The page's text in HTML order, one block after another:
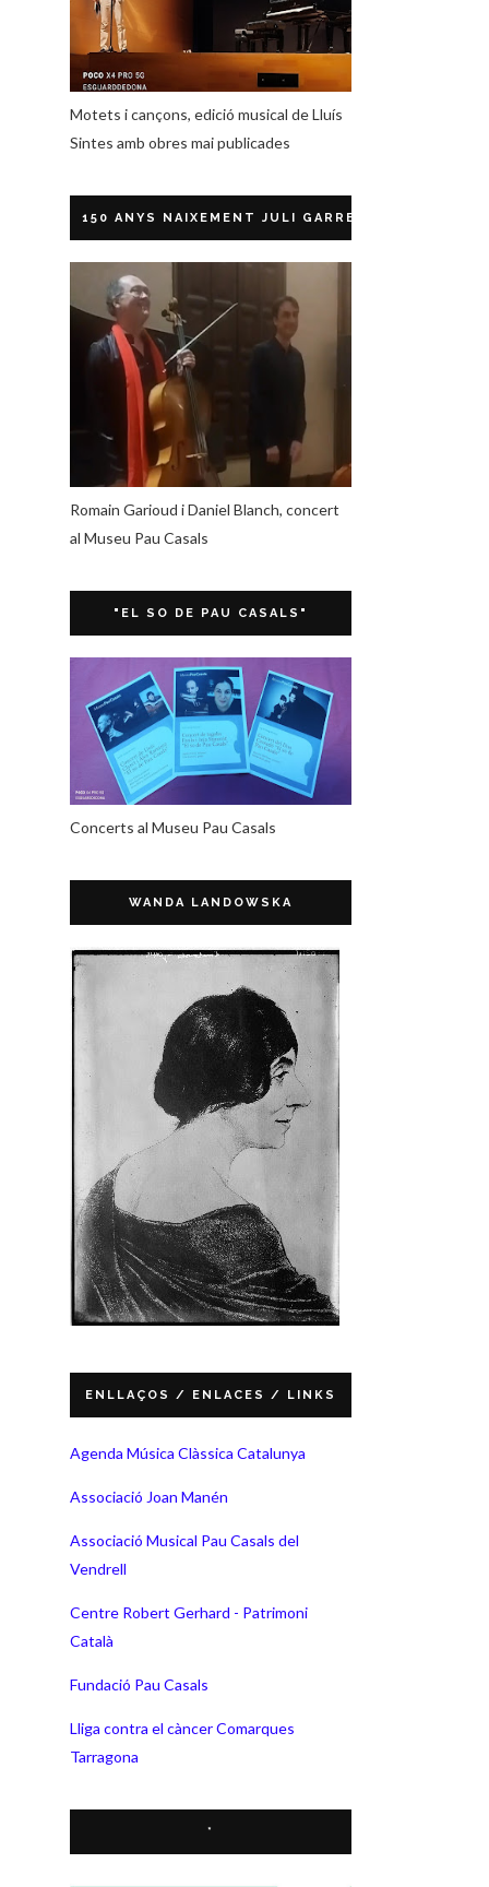
Motets i cançons, edició musical de Lluís
Sintes amb obres mai publicades
150 ANYS NAIXEMENT JULI GARRETA
Romain Garioud i Daniel Blanch, concert
al Museu Pau Casals
"EL SO DE PAU CASALS"
Concerts al Museu Pau Casals
WANDA LANDOWSKA
ENLLAÇOS / ENLACES / LINKS
Agenda Música Clàssica Catalunya
Associació Joan Manén
Associació Musical Pau Casals del
Vendrell
Centre Robert Gerhard - Patrimoni
Català
Fundació Pau Casals
Lliga contra el càncer Comarques
Tarragona
*